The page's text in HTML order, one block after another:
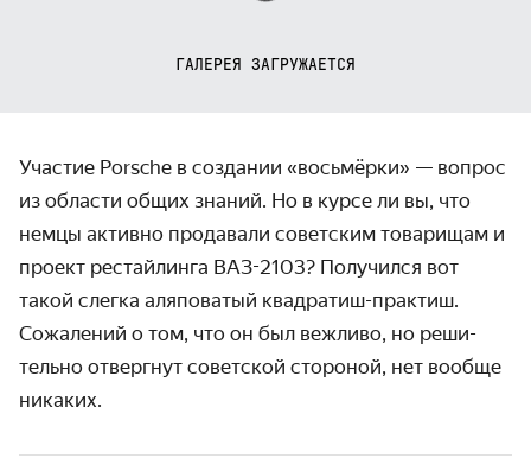
ГАЛЕРЕЯ ЗАГРУЖАЕТСЯ
Участие Porsche в создании «восьмёрки» — вопрос
из области общих знаний. Но в курсе ли вы, что
немцы активно продавали совет­ским товарищам и
проект рестайлинга ВАЗ-2103? Получился вот
такой слегка аляпо­ватый квадратиш-практиш.
Сожалений о том, что он был вежливо, но реши­
тельно отвергнут советской стороной, нет вообще
никаких.